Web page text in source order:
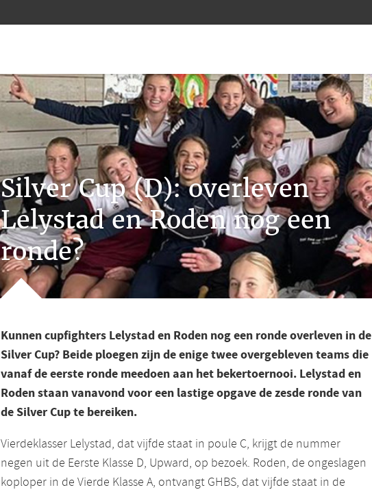
Silver Cup (D): overleven
Lelystad en Roden nog een
ronde?
Kunnen cupfighters Lelystad en Roden nog een ronde overleven in de
Silver Cup? Beide ploegen zijn de enige twee overgebleven teams die
vanaf de eerste ronde meedoen aan het bekertoernooi. Lelystad en
Roden staan vanavond voor een lastige opgave de zesde ronde van
de Silver Cup te bereiken.
Vierdeklasser Lelystad, dat vijfde staat in poule C, krijgt de nummer
negen uit de Eerste Klasse D, Upward, op bezoek. Roden, de ongeslagen
koploper in de Vierde Klasse A, ontvangt GHBS, dat vijfde staat in de